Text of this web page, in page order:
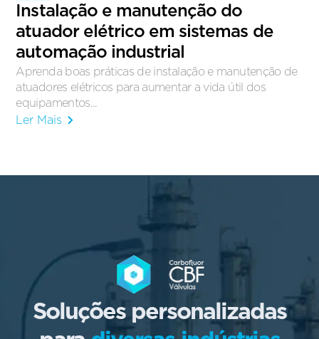
Instalação e manutenção do
atuador elétrico em sistemas de
automação industrial
Aprenda boas práticas de instalação e manutenção de
atuadores elétricos para aumentar a vida útil dos
equipamentos...
Ler Mais
Soluções personalizadas